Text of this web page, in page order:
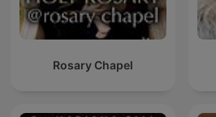
Rosary Chapel